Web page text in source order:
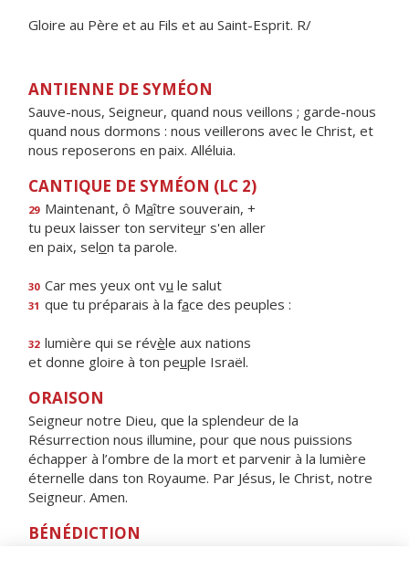
Gloire au Père et au Fils et au Saint-Esprit. R/
ANTIENNE DE SYMÉON
Sauve-nous, Seigneur, quand nous veillons ; garde-nous
quand nous dormons : nous veillerons avec le Christ, et
nous reposerons en paix. Alléluia.
CANTIQUE DE SYMÉON (LC 2)
29 Maintenant, ô Maître souverain, +
tu peux laisser ton serviteur s'en aller
en paix, selon ta parole.
30 Car mes yeux ont vu le salut
31 que tu préparais à la face des peuples :
32 lumière qui se révèle aux nations
et donne gloire à ton peuple Israël.
ORAISON
Seigneur notre Dieu, que la splendeur de la
Résurrection nous illumine, pour que nous puissions
échapper à l’ombre de la mort et parvenir à la lumière
éternelle dans ton Royaume. Par Jésus, le Christ, notre
Seigneur. Amen.
BÉNÉDICTION